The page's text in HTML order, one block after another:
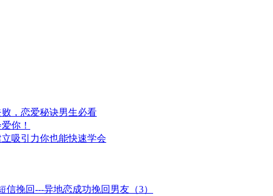
，恋爱秘诀男生必看
你！
吸引力你也能快速学会
挽回---异地恋成功挽回男友（3）